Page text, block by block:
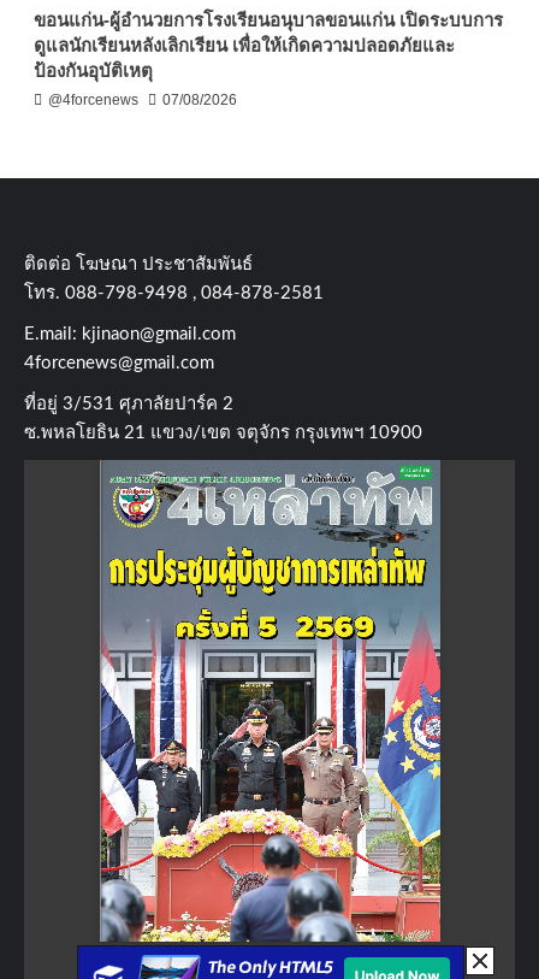
ขอนแก่น-ผู้อำนวยการโรงเรียนอนุบาลขอนแก่น เปิดระบบการ
ดูแลนักเรียนหลังเลิกเรียน เพื่อให้เกิดความปลอดภัยและ
ป้องกันอุบัติเหตุ
@4forcenews 07/08/2026
ติดต่อ​ โฆษณา​ ประชาสัมพันธ์
โทร​. 088-798-9498 , 084-878-2581
E.mail: kjinaon@gmail.com
4forcenews@gmail.com
ที่อยู่​ 3/531​ ศุภาลัยปาร์ค​ 2
ซ.พหลโยธิน​ 21​ แขวง/เขต​ จตุจักร​ กรุงเทพฯ 10900